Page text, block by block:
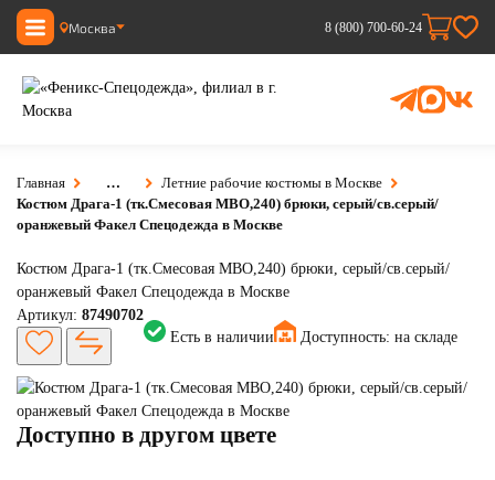
Москва 8 (800) 700-60-24
Главная …
Летние рабочие костюмы в Москве
Костюм Драга-1 (тк.Смесовая МВО,240) брюки, серый/св.серый/
оранжевый Факел Спецодежда в Москве
Костюм Драга-1 (тк.Смесовая МВО,240) брюки, серый/св.серый/
оранжевый Факел Спецодежда в Москве
Артикул: 87490702
Есть в наличии
Доступность: на складе
Доступно в другом цвете